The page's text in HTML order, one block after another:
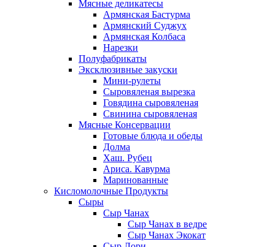
Мясные деликатесы
Армянская Бастурма
Армянский Суджух
Армянская Колбаса
Нарезки
Полуфабрикаты
Эксклюзивные закуски
Мини-рулеты
Сыровяленая вырезка
Говядина сыровяленая
Свинина сыровяленая
Мясные Консервации
Готовые блюда и обеды
Долма
Хаш. Рубец
Ариса. Кавурма
Маринованные
Кисломолочные Продукты
Сыры
Сыр Чанах
Сыр Чанах в ведре
Сыр Чанах Экокат